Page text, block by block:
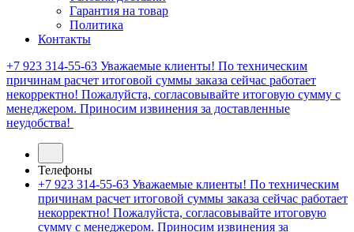
Гарантия на товар
Политика
Контакты
+7 923 314-55-63 Уважаемые клиенты! По техническим
причинам расчет итоговой суммы заказа сейчас работает
некорректно! Пожалуйста, согласовывайте итоговую сумму с
менеджером. Приносим извинения за доставленные
неудобства!
Телефоны
+7 923 314-55-63 Уважаемые клиенты! По техническим
причинам расчет итоговой суммы заказа сейчас работает
некорректно! Пожалуйста, согласовывайте итоговую
сумму с менеджером. Приносим извинения за